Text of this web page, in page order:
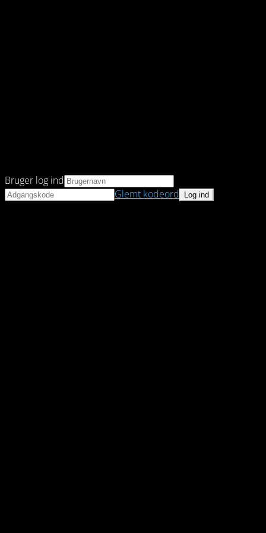
Bruger log ind
Glemt kodeord